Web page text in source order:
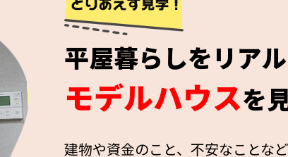
平屋暮らしをリア
モデルハウスを
建物や資金のこと、不安なことな